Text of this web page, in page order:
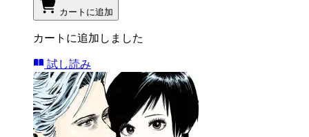
カートに追加
カートに追加しました
試し読み